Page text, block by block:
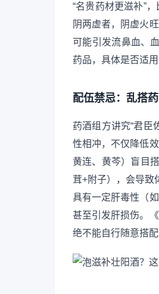
“名贵药材更滋补”
阴两虚者，阴虚火
可能引发流鼻血、
药品，具体是否适
配伍禁忌：乱搭
药酒组方讲究“君臣
性相冲，不仅降低
黄连、黄芩）盲目
茸+附子），会导致
具有一定肝毒性（
甚至引发肝损伤。
绝不能自行随意搭配